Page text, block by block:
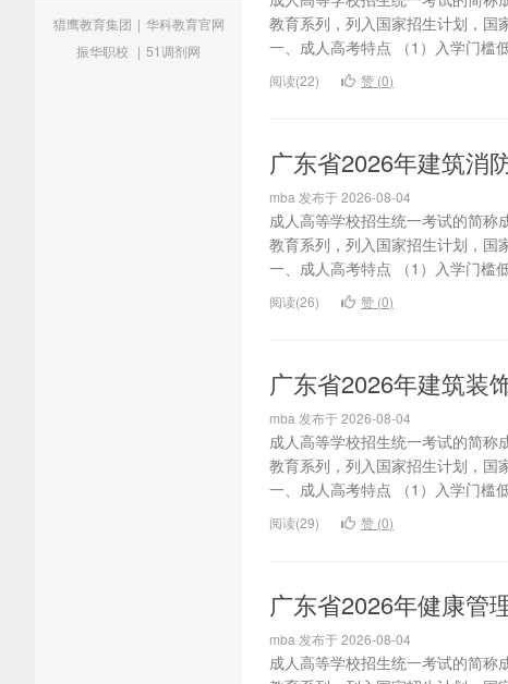
猎鹰教育集团 | 华科教育官网
振华职校 | 51调剂网
教育系列，列入国家招生计划，国
一、成人高考特点 （1）入学门槛
阅读(22) 赞 (0)
广东省2026年建筑消
mba 发布于 2026-08-04
成人高等学校招生统一考试的简称
教育系列，列入国家招生计划，国
一、成人高考特点 （1）入学门槛
阅读(26) 赞 (0)
广东省2026年建筑装
mba 发布于 2026-08-04
成人高等学校招生统一考试的简称
教育系列，列入国家招生计划，国
一、成人高考特点 （1）入学门槛
阅读(29) 赞 (0)
广东省2026年健康管
mba 发布于 2026-08-04
成人高等学校招生统一考试的简称